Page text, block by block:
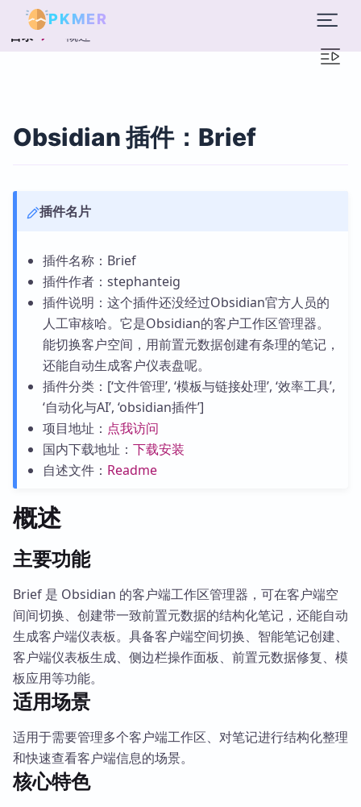
PKMER
目录 概述
Obsidian 插件：Brief
插件名片
插件名称：Brief
插件作者：stephanteig
插件说明：这个插件还没经过Obsidian官方人员的
人工审核哈。它是Obsidian的客户工作区管理器。
能切换客户空间，用前置元数据创建有条理的笔记，
还能自动生成客户仪表盘呢。
插件分类：[‘文件管理’, ‘模板与链接处理’, ‘效率工具’,
‘自动化与AI’, ‘obsidian插件’]
项目地址： 点我访问
国内下载地址： 下载安装
自述文件： Readme
概述
主要功能
Brief 是 Obsidian 的客户端工作区管理器，可在客户端空
间间切换、创建带一致前置元数据的结构化笔记，还能自动
生成客户端仪表板。具备客户端空间切换、智能笔记创建、
客户端仪表板生成、侧边栏操作面板、前置元数据修复、模
板应用等功能。
适用场景
适用于需要管理多个客户端工作区、对笔记进行结构化整理
和快速查看客户端信息的场景。
核心特色